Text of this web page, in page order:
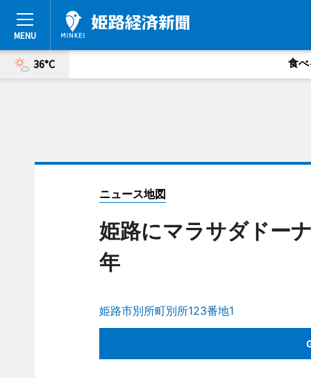
36°C 食べ
ニュース地図
姫路にマラサダドー
年
姫路市別所町別所123番地1